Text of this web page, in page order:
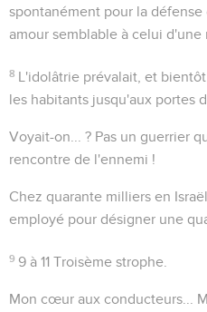
spontanément pour la
amour semblable à celui d'une
8 L'idolâtrie prévalait, et
les habitants jusqu'aux portes
Voyait-on... ? Pas un guerrier
rencontre de l'ennemi !
Chez quarante milliers en Israël
employé pour désigner une
9 9 à 11 Troisème strophe.
Mon cœur aux conducteurs...